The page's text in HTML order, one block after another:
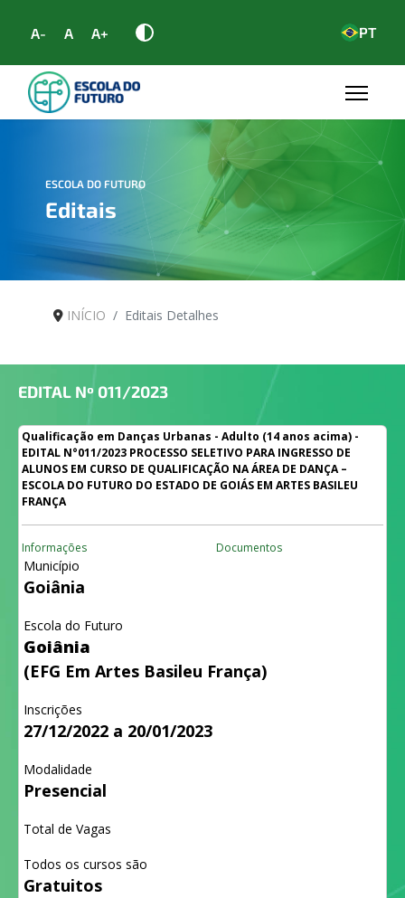
A- A A+ PT
ESCOLA DO FUTURO
Editais
INÍCIO Editais Detalhes
EDITAL Nº 011/2023
Qualificação em Danças Urbanas - Adulto (14 anos acima) -
EDITAL N°011/2023 PROCESSO SELETIVO PARA INGRESSO DE
ALUNOS EM CURSO DE QUALIFICAÇÃO NA ÁREA DE DANÇA –
ESCOLA DO FUTURO DO ESTADO DE GOIÁS EM ARTES BASILEU
FRANÇA
Informações Documentos
Município
Goiânia
Escola do Futuro
Goiânia
(EFG Em Artes Basileu França)
Inscrições
27/12/2022 a 20/01/2023
Modalidade
Presencial
Total de Vagas
Todos os cursos são
Gratuitos